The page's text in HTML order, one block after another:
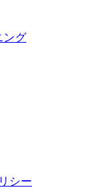
ング
シー